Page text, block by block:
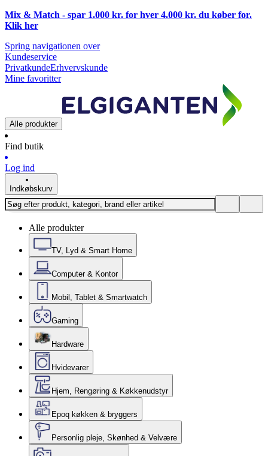
Mix & Match - spar 1.000 kr. for hver 4.000 kr. du køber for.
Klik her
Spring navigationen over
Kundeservice
PrivatkundeErhvervskunde
Mine favoritter
Alle produkter
Find butik
Log ind
Indkøbskurv
Alle produkter
TV, Lyd & Smart Home
Computer & Kontor
Mobil, Tablet & Smartwatch
Gaming
Hardware
Hvidevarer
Hjem, Rengøring & Køkkenudstyr
Epoq køkken & bryggers
Personlig pleje, Skønhed & Velvære